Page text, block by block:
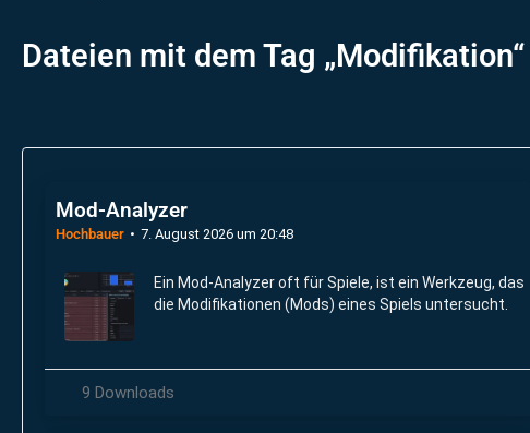
Dateien mit dem Tag „Modifikation“
Mod-Analyzer
Hochbauer 7. August 2026 um 20:48
Ein Mod-Analyzer oft für Spiele, ist ein Werkzeug, das
die Modifikationen (Mods) eines Spiels untersucht.
9 Downloads